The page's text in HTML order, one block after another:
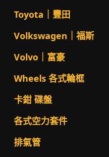
Toyota｜豐田
Volkswagen｜福斯
Volvo｜富豪
Wheels 各式輪框
卡鉗 碟盤
各式空力套件
排氣管